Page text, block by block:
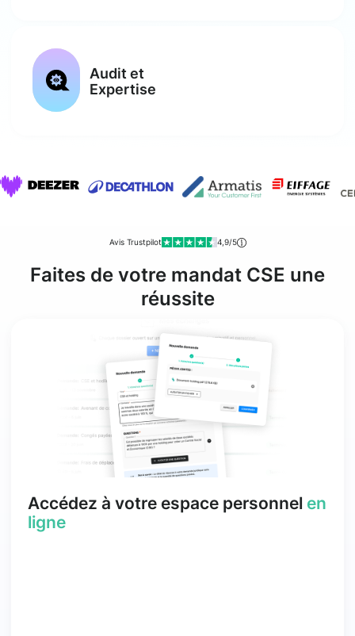
Audit et
Expertise
Avis Trustpilot 4,9/5
Faites de votre mandat CSE une
réussite
Accédez à votre espace personnel en
ligne